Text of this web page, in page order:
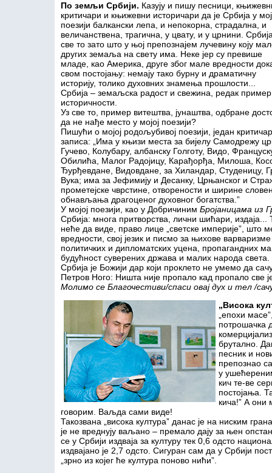
По земљи Србији. Казују и пишу песници,
критичари и књижевни историчари да је Србија у
поезији балкански лепа, и непокорна, страдална, и
величанствена, трагична, у цвату, и у црнини.
све то зато што у њој препознајем лучевину коју
других земаља на свету има. Неке јер су превише
младе, као Америка, друге због мале вредности
свом постојању: немају тако бурну и драматичну
историју, толико духовних знамења прошлости...
Србија – земаљска радост и свежина, редак пример
историчности.
Уз све то, пример витештва, јунаштва, одбране
да не нађе место у мојој поезији?
Пишући о мојој родољубивој поезији, један
записа: „Има у књизи места за бијелу Самодрежу
Гучево, Колубару, албанску Голготу, Видо,
Обилића, Малог Радојицу, Карађорђа, Милоша,
Ђурђевдане, Видовдане, за Хиландар, Студеницу,
Вука; има за Јефимију и Десанку, Црњанског и
прометејске чврстине, отворености и ширине
обнављања драгоценог духовног богатства.”
У мојој поезији, као у Добричиним Бројаницама из
Србија: многа притворства, лични шићари,
неће да виде, право лице „светске империје”, што
вредности, свој језик и писмо за њихове
политичких и дипломатских уцена, пропагандних
будућност суверених држава и малих народа света.
Србија је Божији дар који проклето не умемо да
Петров Ного: Ништа није пропало кад пропало
Молимо се Благочестиви/спаси овај дух и тел /
„Висока
„епохи
потрошачка
брутално.
песник и
препознао
у
кич те-ве
постојања.
кича!” А они
говорим. Ваљда сами виде!
Такозвана „висока култура” данас је на ниским
је не вреднују ваљано – премало дају за њен
се у Србији издваја за културу тек 0,6 одсто
издвајано је 2,7 одсто. Сигуран сам да у Србији
„зрно из којег ће култура поново нићи”.